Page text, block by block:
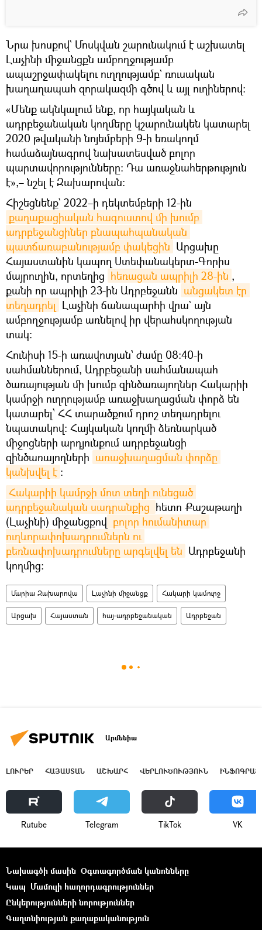
Նրա խոսքով` Մոսկվան շարունակում է աշխատել
Լաչինի միջանցքն ամբողջությամբ
ապաշրջափակելու ուղղությամբ` ռուսական
խաղաղապահ զորակազմի գծով և այլ ուղիներով։
«Մենք ակնկալում ենք, որ հայկական և
ադրբեջանական կողմերը կշարունակեն կատարել
2020 թվականի նոյեմբերի 9-ի եռակողմ
համաձայնագրով նախատեսված բոլոր
պարտավորությունները։ Դա առաջնահերթություն
է»,– նշել է Զախարովան։
Հիշեցնենք` 2022–ի դեկտեմբերի 12-ին
քաղաքացիական հագուստով մի խումբ
ադրբեջանցիներ բնապահպանական
պատճառաբանությամբ փակեցին Արցախը
Հայաստանին կապող Ստեփանակերտ-Գորիս
մայրուղին, որտեղից հեռացան ապրիլի 28-ին ,
քանի որ ապրիլի 23-ին Ադրբեջանն անցակետ էր
տեղադրել Լաչինի ճանապարհի վրա` այն
ամբողջությամբ առնելով իր վերահսկողության
տակ։
Հունիսի 15-ի առավոտյան՝ ժամը 08:40-ի
սահմաններում, Ադրբեջանի սահմանապահ
ծառայության մի խումբ զինծառայողներ Հակարիի
կամրջի ուղղությամբ առաջխաղացման փորձ են
կատարել՝ ՀՀ տարածքում դրոշ տեղադրելու
նպատակով։ Հայկական կողմի ձեռնարկած
միջոցների արդյունքում ադրբեջանցի
զինծառայողների առաջխաղացման փորձը
կանխվել է ։
Հակարիի կամրջի մոտ տեղի ունեցած
ադրբեջանական սադրանքից հետո Քաշաթաղի
(Լաչինի) միջանցքով բոլոր հումանիտար
ուղևորափոխադրումներն ու
բեռնափոխադրումները արգելվել են Ադրբեջանի
կողմից:
Մարիա Զախարովա Լաչինի միջանցք Հակարի կամուրջ
Արցախ Հայաստան հայ-ադրբեջանական Ադրբեջան
Արմենիա
ԼՈՒՐԵՐ ՀԱՅԱՍՏԱՆ ԱՇԽԱՐՀ ՎԵՐԼՈՒԾՈՒԹՅՈՒՆ
Rutube Telegram ТikТоk VK
Նախագծի մասին Օգտագործման կանոնները
Կապ Մամուլի հաղորդագրություններ
Ընկերությունների նորություններ
Գաղտնիության քաղաքականություն